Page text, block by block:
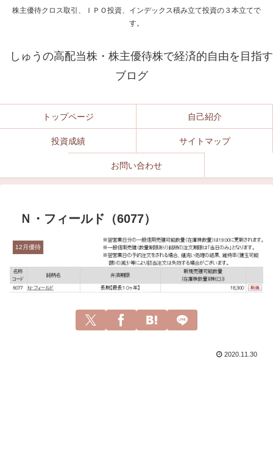
株主優待クロス取引、ＩＰＯ投資、インデックス積み立て投資の３本立てで
す。
しゅうの高配当株・株主優待株で経済的自由を目指す
ブログ
トップページ 自己紹介
投資成績 サイトマップ
お問い合わせ
Ｎ・フィールド（6077）
12月優待
2020.11.30